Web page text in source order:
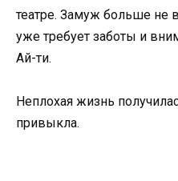
театре. Замуж больше не
уже требует заботы и
Ай-ти.
Неплохая жизнь
привыкла.